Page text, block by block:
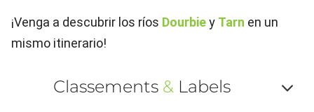
¡Venga a descubrir los ríos Dourbiey Tarn en un
mismo itinerario!
Classements &Labels